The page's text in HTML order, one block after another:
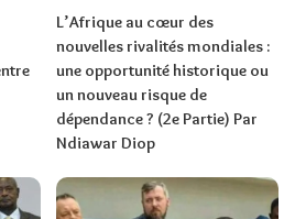
L’Afrique au cœur des
nouvelles rivalités mondiales :
une opportunité historique ou
un nouveau risque de
dépendance ? (2e Partie) Par
Ndiawar Diop